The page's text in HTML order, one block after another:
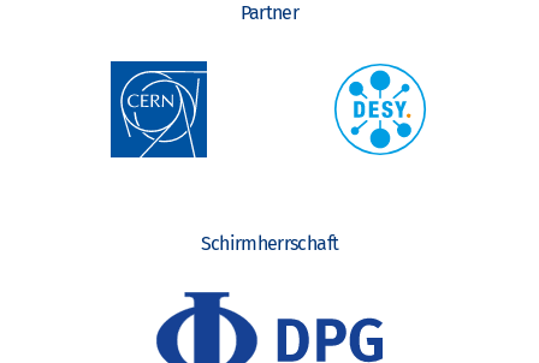
Partner
Schirmherrschaft